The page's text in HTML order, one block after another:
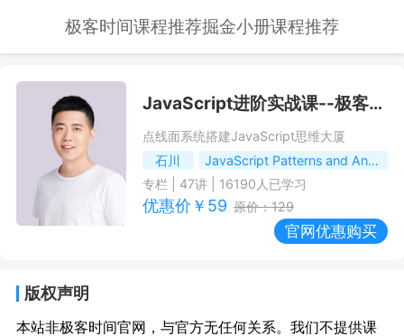
极客时间课程推荐掘金小册课程推荐
JavaScript进阶实战课--极客时间课程推荐/优惠
点线面系统搭建JavaScript思维大厦
石川
JavaScript Patterns and Anti-Patterns等开源项目创建者，O'Reilly技术评审
专栏
47讲 | 16190 人已学习
优惠价￥ 59 原价：129
官网优惠购买
版权声明
本站非极客时间官网，与官方无任何关系。我们不提供课